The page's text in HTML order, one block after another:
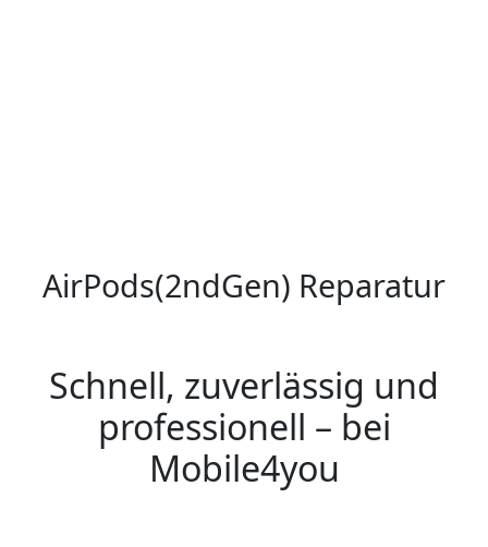
AirPods(2ndGen) Reparatur
Schnell, zuverlässig und
professionell – bei
Mobile4you